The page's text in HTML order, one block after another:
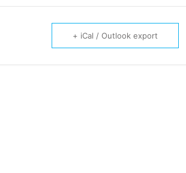
+ iCal / Outlook export